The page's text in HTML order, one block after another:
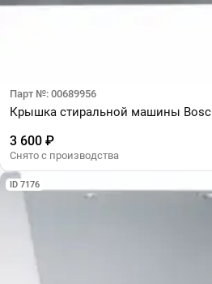
Парт №: 00689956
Крышка стиральной машины
3 600 ₽
Снято с производства
ID 7176